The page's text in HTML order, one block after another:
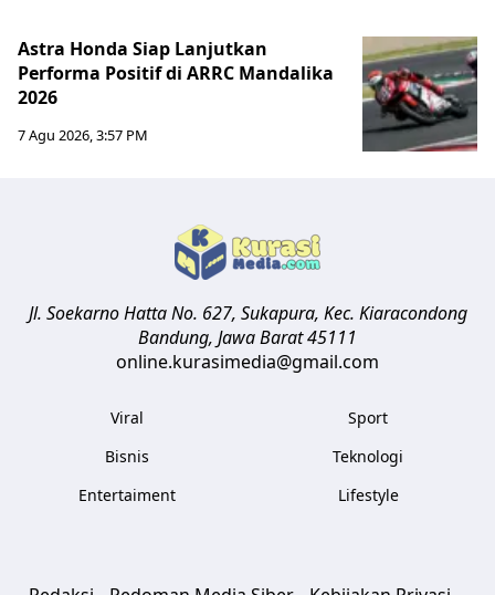
Astra Honda Siap Lanjutkan
Performa Positif di ARRC Mandalika
2026
7 Agu 2026, 3:57 PM
Jl. Soekarno Hatta No. 627, Sukapura, Kec. Kiaracondong
Bandung, Jawa Barat45111
online.kurasimedia@gmail.com
Viral
Bisnis
Entertaiment
Sport
Teknologi
Lifestyle